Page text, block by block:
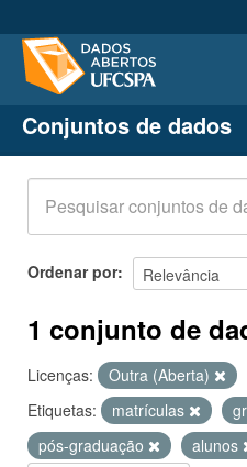
Conjuntos de dados
Organizações
Grupos
Sobre
Conjuntos de dados
Ordenar por
1 conjunto de
Licenças: Outra (Aberta)
Etiquetas:
matrículas
pós-graduação
alunos